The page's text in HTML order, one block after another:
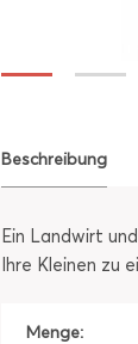
Beschreibung
Ein Landwirt
Ihre Kleinen zu
Menge: